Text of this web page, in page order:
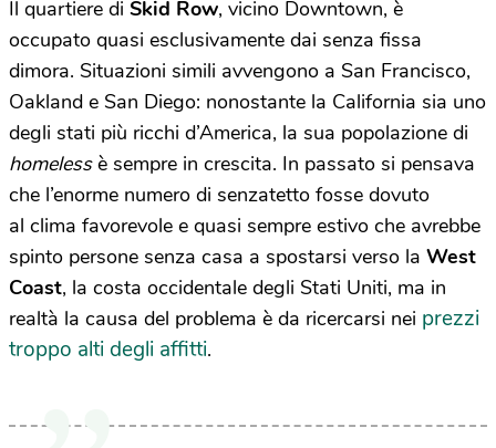
Il quartiere di Skid Row, vicino Downtown, è
occupato quasi esclusivamente dai senza fissa
dimora. Situazioni simili avvengono a San Francisco,
Oakland e San Diego: nonostante la California sia uno
degli stati più ricchi d’America, la sua popolazione di
homelessè sempre in crescita. In passato si pensava
che l’enorme numero di senzatetto fosse dovuto
al clima favorevole e quasi sempre estivo che avrebbe
spinto persone senza casa a spostarsi verso la West
Coast, la costa occidentale degli Stati Uniti, ma in
realtà la causa del problema è da ricercarsi nei prezzi
troppo alti degli affitti.